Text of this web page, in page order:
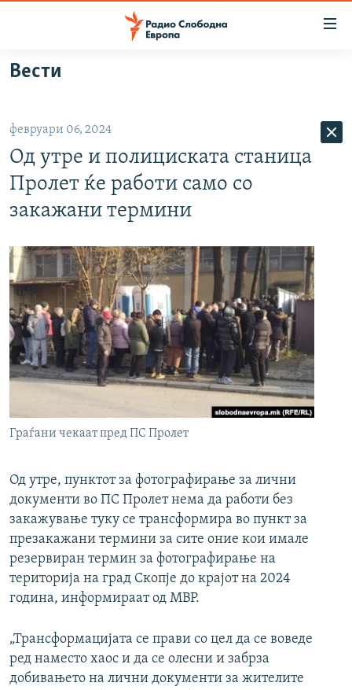
Оди
на
Оди
на
главната
навигација
Премини
на
ВИЗУЕЛНО
ВЕСТИ
ШТО ТРЕБА ДА ЗНАЕТЕ
ПРИЈАВИ СЕ ЗА ЊУЗЛЕТЕР
ПОДКАСТ ЗОШТО?
СЛЕДЕТЕ НЕ
РСЕ веб страници
Вести
февруари 06, 2024
Од утре и полициската станица
Пролет ќе работи само со
закажани термини
Граѓани чекаат пред ПС Пролет
Од утре, пунктот за фотографирање за лични
документи во ПС Пролет нема да работи без
закажување туку се трансформира во пункт за
презакажани термини за сите оние кои имале
резервиран термин за фотографирање на
територија на град Скопје до крајот на 2024
година, информираат од МВР.
„Трансформацијата се прави со цел да се воведе
ред наместо хаос и да се олесни и забрза
добивањето на лични документи за жителите